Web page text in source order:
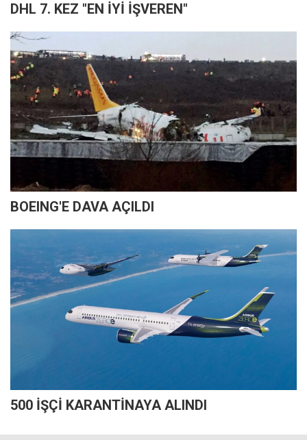
DHL 7. KEZ "EN İYİ İŞVEREN"
BOEING'E DAVA AÇILDI
500 İŞÇİ KARANTİNAYA ALINDI